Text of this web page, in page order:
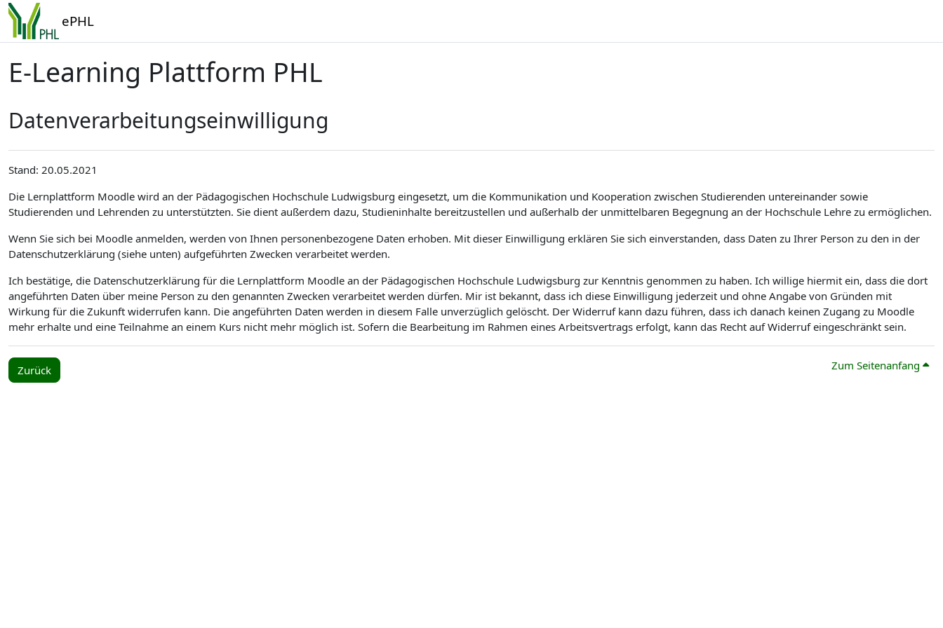
Zum Hauptinhalt
ePHL
E-Learning Plattform PHL
Datenverarbeitungseinwilligung
Stand: 20.05.2021
Die Lernplattform Moodle wird an der Pädagogischen Hochschule Ludwigsburg eingesetzt, um die Kommunikation und Kooperation zwischen Studierenden untereinander sowie
Studierenden und Lehrenden zu unterstützten. Sie dient außerdem dazu, Studieninhalte bereitzustellen und außerhalb der unmittelbaren Begegnung an der Hochschule Lehre zu ermöglichen.
Wenn Sie sich bei Moodle anmelden, werden von Ihnen personenbezogene Daten erhoben. Mit dieser Einwilligung erklären Sie sich einverstanden, dass Daten zu Ihrer Person zu den in der
Datenschutzerklärung (siehe unten) aufgeführten Zwecken verarbeitet werden.
Ich bestätige, die Datenschutzerklärung für die Lernplattform Moodle an der Pädagogischen Hochschule Ludwigsburg zur Kenntnis genommen zu haben. Ich willige hiermit ein, dass die dort
angeführten Daten über meine Person zu den genannten Zwecken verarbeitet werden dürfen. Mir ist bekannt, dass ich diese Einwilligung jederzeit und ohne Angabe von Gründen mit
Wirkung für die Zukunft widerrufen kann. Die angeführten Daten werden in diesem Falle unverzüglich gelöscht. Der Widerruf kann dazu führen, dass ich danach keinen Zugang zu Moodle
mehr erhalte und eine Teilnahme an einem Kurs nicht mehr möglich ist. Sofern die Bearbeitung im Rahmen eines Arbeitsvertrags erfolgt, kann das Recht auf Widerruf eingeschränkt sein.
Zurück Zum Seitenanfang